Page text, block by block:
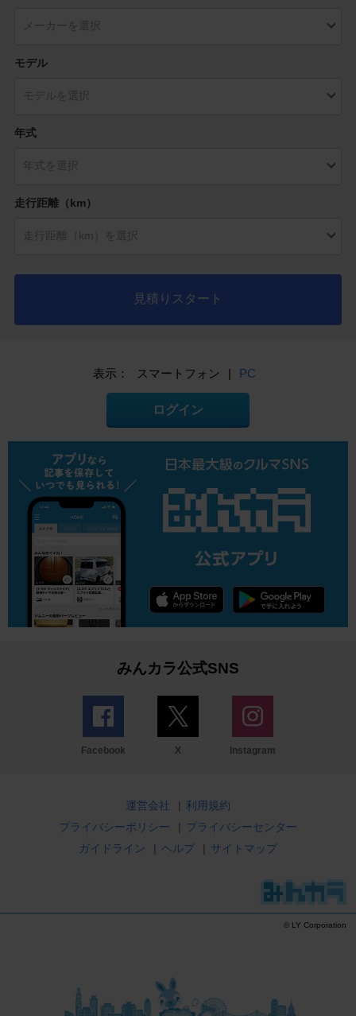
モデル
年式
走行距離（km）
見積りスタート
表示： スマートフォン | PC
ログイン
みんカラ公式SNS
Facebook X Instagram
運営会社 | 利用規約
プライバシーポリシー
| プライバシーセンター
ガイドライン
| ヘルプ | サイトマップ
© LY Corporation